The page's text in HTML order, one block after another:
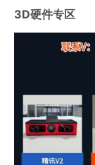
3D硬件专区